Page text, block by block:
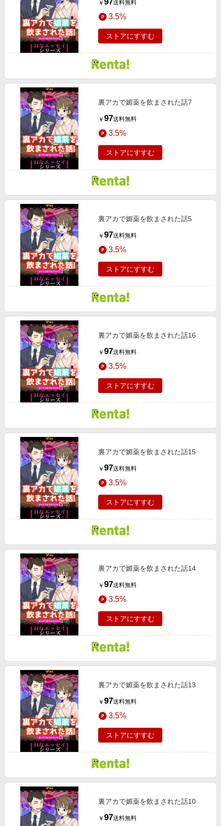
￥ 送料無料
3.5%
ストアにすすむ
裏アカで媚薬を飲まされた話7
￥ 97送料無料
3.5%
ストアにすすむ
裏アカで媚薬を飲まされた話5
￥ 97送料無料
3.5%
ストアにすすむ
裏アカで媚薬を飲まされた話16
￥ 97送料無料
3.5%
ストアにすすむ
裏アカで媚薬を飲まされた話15
￥ 97送料無料
3.5%
ストアにすすむ
裏アカで媚薬を飲まされた話14
￥ 97送料無料
3.5%
ストアにすすむ
裏アカで媚薬を飲まされた話13
￥ 97送料無料
3.5%
ストアにすすむ
裏アカで媚薬を飲まされた話10
￥ 97送料無料